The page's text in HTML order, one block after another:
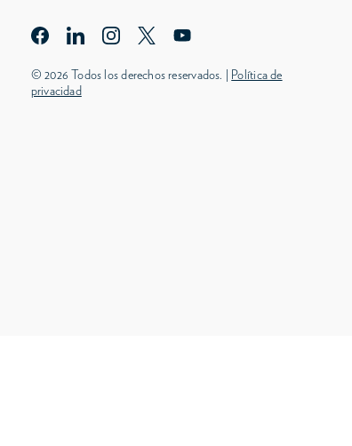
© 2026 Todos los derechos reservados. |
Política de
privacidad